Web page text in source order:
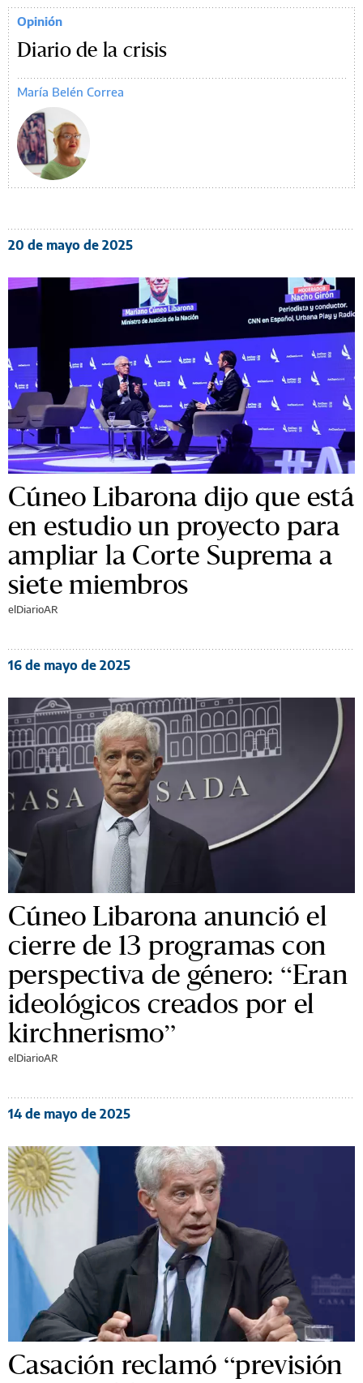
Opinión
Diario de la crisis
María Belén Correa
20 de mayo de 2025
Cúneo Libarona dijo que está
en estudio un proyecto para
ampliar la Corte Suprema a
siete miembros
elDiarioAR
16 de mayo de 2025
Cúneo Libarona anunció el
cierre de 13 programas con
perspectiva de género: “Eran
ideológicos creados por el
kirchnerismo”
elDiarioAR
14 de mayo de 2025
Casación reclamó “previsión